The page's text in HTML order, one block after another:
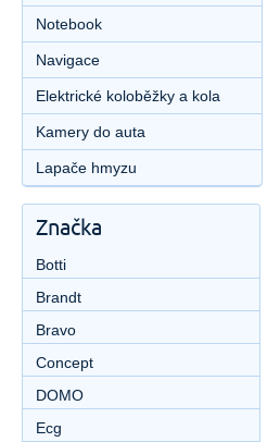
Notebook
Navigace
Elektrické koloběžky a kola
Kamery do auta
Lapače hmyzu
Značka
Botti
Brandt
Bravo
Concept
DOMO
Ecg